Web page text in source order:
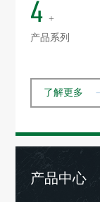
4
+
产品系列
了解更多
产品中心